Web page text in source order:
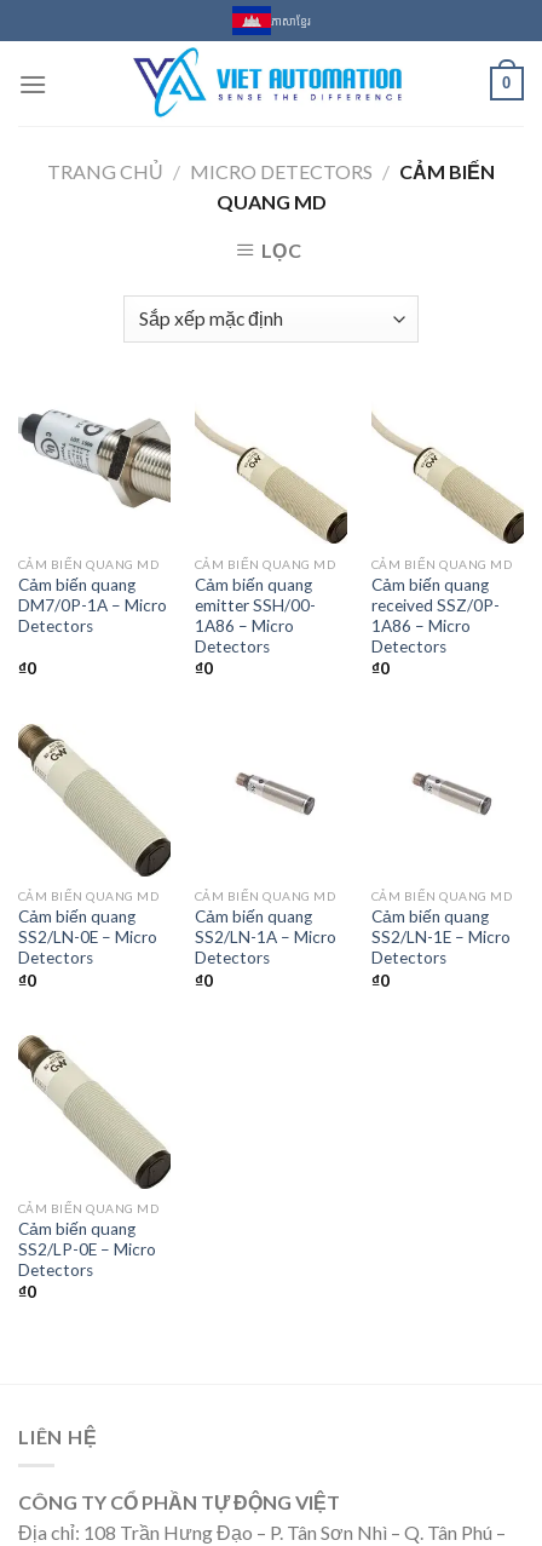
to
content
ភាសាខ្មែរ
0
TRANG CHỦ / MICRO DETECTORS / CẢM BIẾN
QUANG MD
LỌC
CẢM BIẾN QUANG MD
Cảm biến quang
DM7/0P-1A – Micro
Detectors
₫0
CẢM BIẾN QUANG MD
Cảm biến quang
emitter SSH/00-
1A86 – Micro
Detectors
₫0
CẢM BIẾN QUANG MD
Cảm biến quang
received SSZ/0P-
1A86 – Micro
Detectors
₫0
CẢM BIẾN QUANG MD
Cảm biến quang
SS2/LN-0E – Micro
Detectors
₫0
CẢM BIẾN QUANG MD
Cảm biến quang
SS2/LN-1A – Micro
Detectors
₫0
CẢM BIẾN QUANG MD
Cảm biến quang
SS2/LN-1E – Micro
Detectors
₫0
CẢM BIẾN QUANG MD
Cảm biến quang
SS2/LP-0E – Micro
Detectors
₫0
LIÊN HỆ
CÔNG TY CỔ PHẦN TỰ ĐỘNG VIỆT
Địa chỉ: 108 Trần Hưng Đạo – P. Tân Sơn Nhì – Q. Tân Phú –